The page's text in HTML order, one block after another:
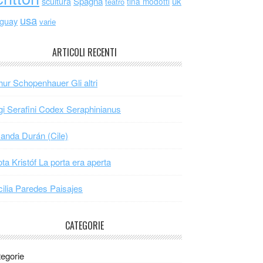
usa varie
ARTICOLI RECENTI
Schopenhauer Gli altri
Serafini Codex Seraphinianus
Durán (Cile)
Kristóf La porta era aperta
Paredes Paisajes
CATEGORIE